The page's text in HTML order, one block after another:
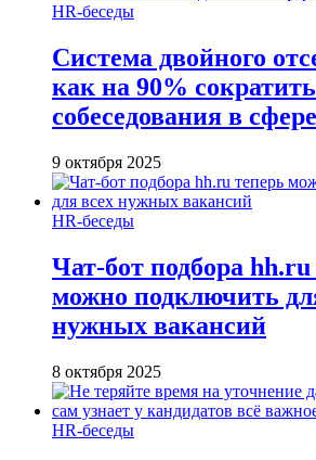
HR-беседы
Система двойного
как на 90%
собеседования в
9 октября 2025
HR-беседы
Чат-бот подбора hh.ru
можно подключить
нужных вакансий
8 октября 2025
HR-беседы